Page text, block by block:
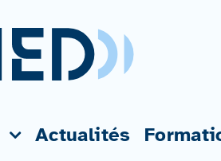
Actualités